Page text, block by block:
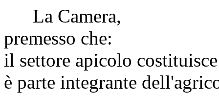
La Camera,
premesso che:
il settore apicolo
è parte integrante